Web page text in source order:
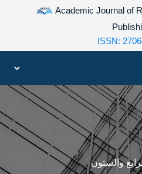
Academic Journal of
والستون